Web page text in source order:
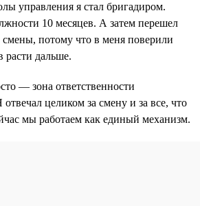
управления я стал бригадиром.
10 месяцев. А затем перешел
потому что в меня поверили
расти дальше.
— зона ответственности
целиком за смену и за все, что
мы работаем как единый механизм.